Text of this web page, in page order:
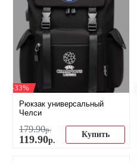
-33%
Рюкзак универсальный
Челси
179.90р.
119.90р.
Купить